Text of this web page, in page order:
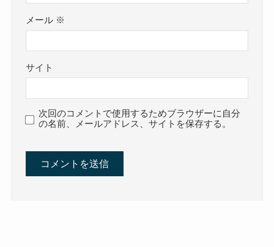
メール ※
サイト
次回のコメントで使用するためブラウザーに自分
の名前、メールアドレス、サイトを保存する。